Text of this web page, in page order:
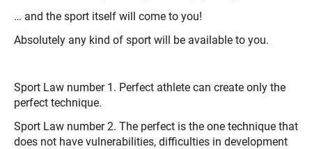
… and the sport itself will come to you!
Absolutely any kind of sport will be available to you.
Sport Law number 1. Perfect athlete can create only the
perfect technique.
Sport Law number 2. The perfect is the one technique that
does not have vulnerabilities, difficulties in development